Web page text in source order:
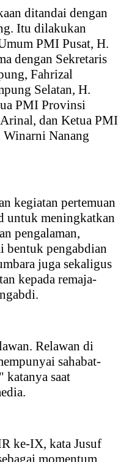
ditandai dengan
Itu dilakukan
PMI Pusat, H.
dengan Sekretaris
Fahrizal
Selatan, H.
PMI Provinsi
dan Ketua PMI
Nanang
kegiatan pertemuan
untuk meningkatkan
pengalaman,
bentuk pengabdian
juga sekaligus
kepada remaja-
Relawan di
sahabat-
katanya saat
ke-IX, kata Jusuf
momentum